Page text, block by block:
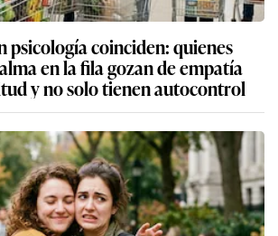
psicología coinciden: quienes
en la fila gozan de empatía
y no solo tienen autocontrol